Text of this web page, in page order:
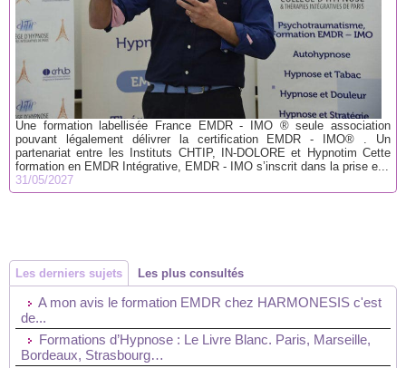
Une formation labellisée France EMDR - IMO ® seule association
pouvant légalement délivrer la certification EMDR - IMO® . Un
partenariat entre les Instituts CHTIP, IN-DOLORE et Hypnotim Cette
formation en EMDR Intégrative, EMDR - IMO s’inscrit dans la prise e...
31/05/2027
Les derniers sujets Les plus consultés
A mon avis le formation EMDR chez HARMONESIS c'est
de...
Formations d’Hypnose : Le Livre Blanc. Paris, Marseille,
Bordeaux, Strasbourg…